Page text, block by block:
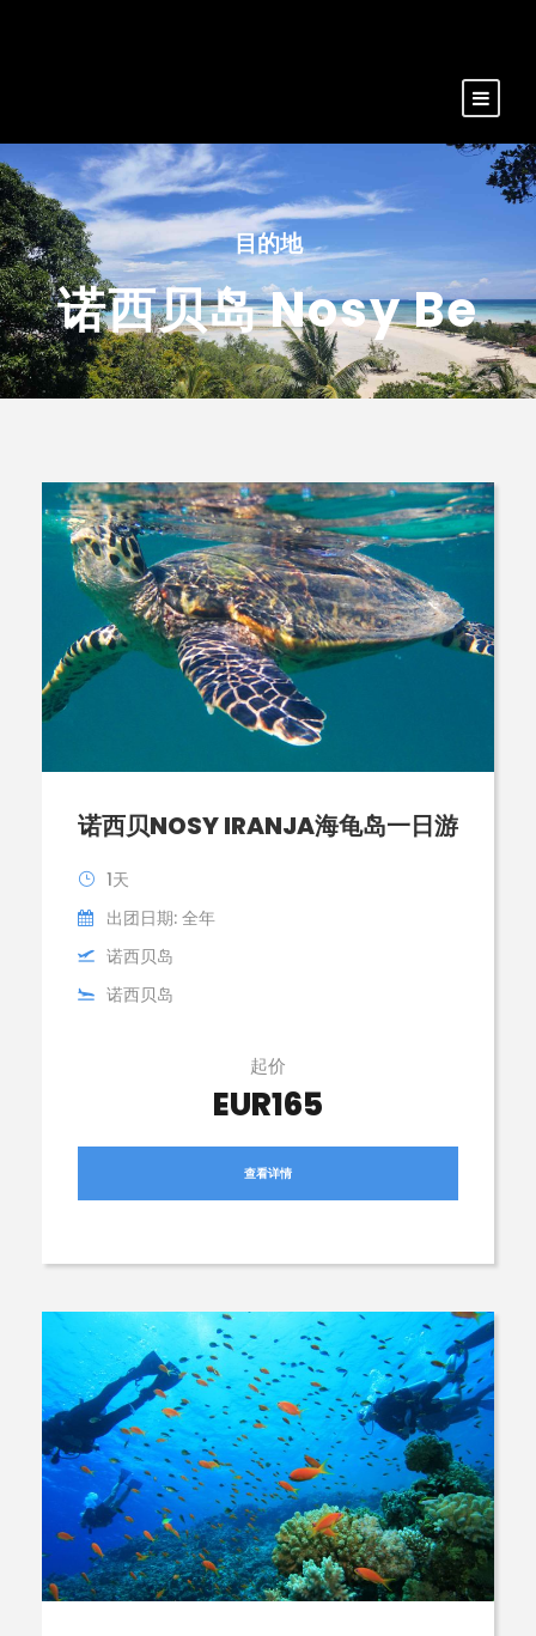
目的地
诺西贝岛 Nosy Be
诺西贝NOSY IRANJA海龟岛一日游
1天
出团日期: 全年
诺西贝岛
诺西贝岛
起价
EUR165
查看详情